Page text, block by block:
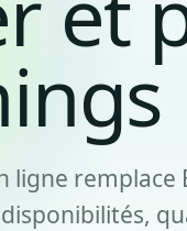
ligne remplace